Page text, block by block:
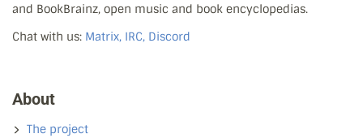
and BookBrainz, open music and book encyclopedias.
Chat with us: Matrix, IRC, Discord
About
The project